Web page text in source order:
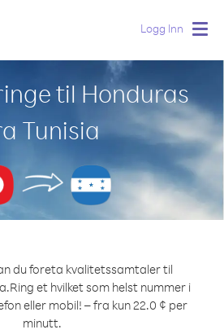
Logg Inn
til Honduras
Tunisia
du foreta kvalitetssamtaler til
Ring et hvilket som helst nummer i
eller mobil! – fra kun 22.0 ¢ per
minutt.